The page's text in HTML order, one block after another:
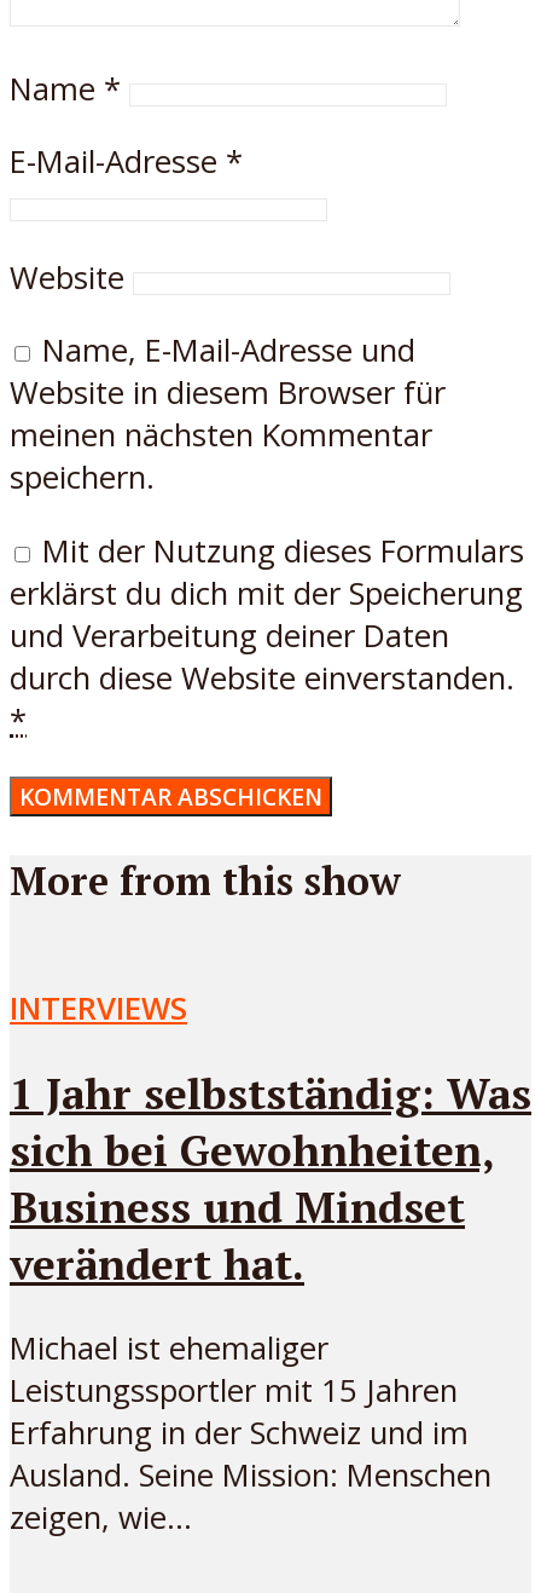
Name *
E-Mail-Adresse *
Website
Name, E-Mail-Adresse und
Website in diesem Browser für
meinen nächsten Kommentar
speichern.
Mit der Nutzung dieses Formulars
erklärst du dich mit der Speicherung
und Verarbeitung deiner Daten
durch diese Website einverstanden.
*
More from this show
INTERVIEWS
1 Jahr selbstständig: Was
sich bei Gewohnheiten,
Business und Mindset
verändert hat.
Michael ist ehemaliger
Leistungssportler mit 15 Jahren
Erfahrung in der Schweiz und im
Ausland. Seine Mission: Menschen
zeigen, wie...